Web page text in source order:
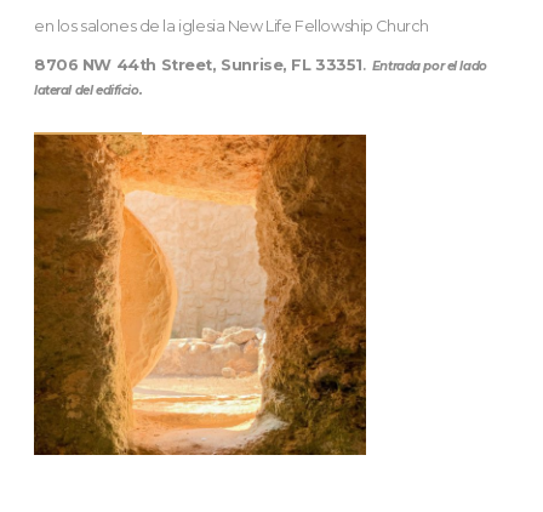
en los salones de la iglesia New Life Fellowship Church
8706 NW 44th Street, Sunrise, FL 33351. Entrada por el lado
lateral del edificio.